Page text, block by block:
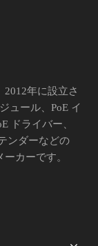
2012年に設立さ
ュール、PoE イ
ドライバー、
ンダーなどの
カーです。